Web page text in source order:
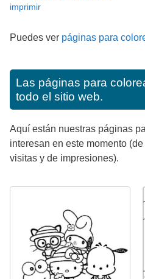
imprimir
Puedes ver páginas para
Las páginas para
todo el sitio web.
Aquí están nuestras páginas
interesan en este momento
visitas y de impresiones).